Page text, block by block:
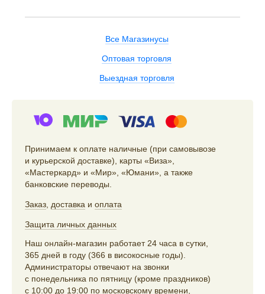
Все Магазинусы
Оптовая торговля
Выездная торговля
Принимаем к оплате наличные (при самовывозе
и курьерской доставке), карты «Виза»,
«Мастеркард» и «Мир», «Юмани», а также
банковские переводы.
Заказ, доставка и оплата
Защита личных данных
Наш онлайн-магазин работает 24 часа в сутки,
365 дней в году (366 в високосные годы).
Администраторы отвечают на звонки
с понедельника по пятницу (кроме праздников)
с 10:00 до 19:00 по московскому времени,